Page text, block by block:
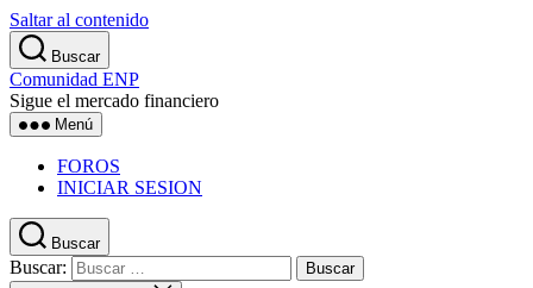
Saltar al contenido
Buscar
Comunidad ENP
Sigue el mercado financiero
Menú
FOROS
INICIAR SESION
Buscar
Buscar: